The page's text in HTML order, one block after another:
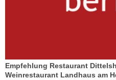
Empfehlung Restaurant
Weinrestaurant Landhaus am